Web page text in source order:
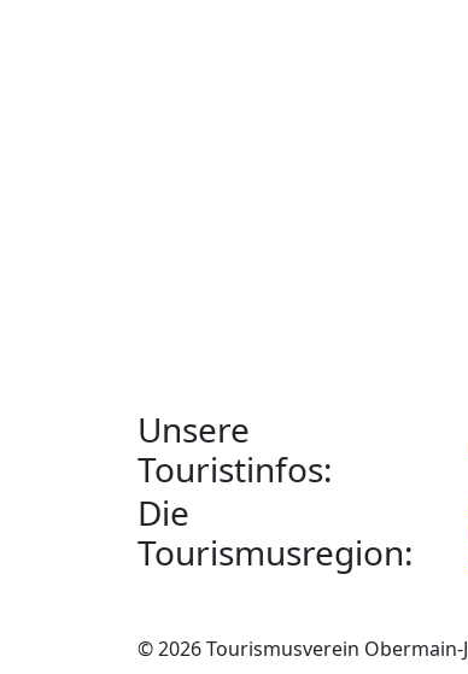
Unsere
Touristinfos:
Die
Tourismusregion:
© 2026 Tourismusverein Obermain-